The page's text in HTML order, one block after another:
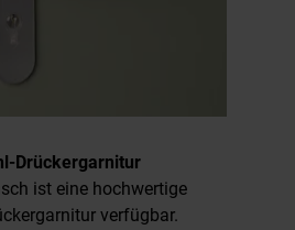
Drückergarnitur
ist eine hochwertige
verfügbar.